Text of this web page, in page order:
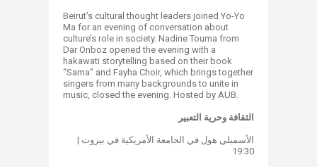
Beirut’s cultural thought leaders joined Yo-Yo
Ma for an evening of conversation about
culture’s role in society. Nadine Touma from
Dar Onboz opened the evening with a
hakawati storytelling based on their book
“Sama” and Fayha Choir, which brings together
singers from many backgrounds to unite in
music, closed the evening. Hosted by AUB.
الثقافة وحرية التعبير
الأسمبلي هول في الجامعة الأمريكية في بيروت |
19:30